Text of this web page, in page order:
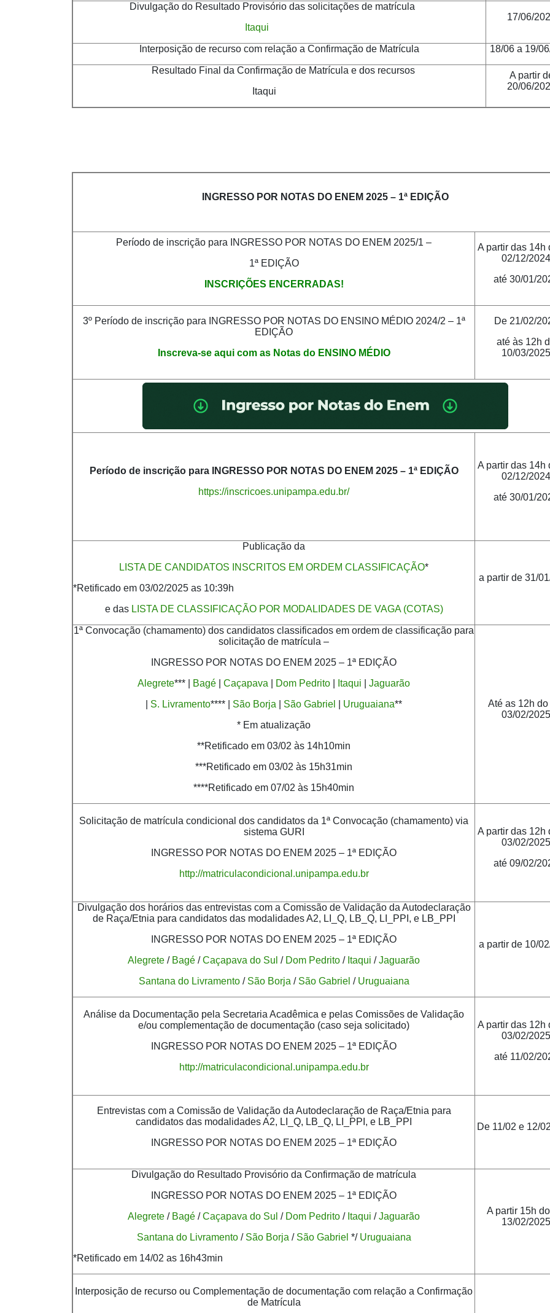
Divulgação do Resultado Provisório das solicitações de matrícula
Itaqui
17/06/
Interposição de recurso com relação a Confirmação de Matrícula 18/06 a 19/
Resultado Final da Confirmação de Matrícula e dos recursos
Itaqui
A partir
20/06/
INGRESSO POR NOTAS DO ENEM 2025 – 1ª EDIÇÃO
Período de inscrição para INGRESSO POR NOTAS DO ENEM 2025/1 –
1ª EDIÇÃO
INSCRIÇÕES ENCERRADAS!
A partir das 14h
02/12/2024
até 30/01/
3º Período de inscrição para INGRESSO POR NOTAS DO ENSINO MÉDIO 2024/2 – 1ª
EDIÇÃO
Inscreva-se aqui com as Notas do ENSINO MÉDIO
De 21/02/
até às 12h
10/03/2025
Período de inscrição para INGRESSO POR NOTAS DO ENEM 2025 – 1ª EDIÇÃO
https://inscricoes.unipampa.edu.br/
A partir das 14h
02/12/2024
até 30/01/
Publicação da
LISTA DE CANDIDATOS INSCRITOS EM ORDEM CLASSIFICAÇÃO*
*Retificado em 03/02/2025 as 10:39h
e das LISTA DE CLASSIFICAÇÃO POR MODALIDADES DE VAGA (COTAS)
a partir de 31/
1ª Convocação (chamamento) dos candidatos classificados em ordem de classificação para
solicitação de matrícula –
INGRESSO POR NOTAS DO ENEM 2025 – 1ª EDIÇÃO
Alegrete*** | Bagé Caçapava Dom Pedrito Itaqui
Jaguarão
S. Livramento**** | São Borja São Gabriel Uruguaiana**
* Em atualização
**Retificado em 03/02 às 14h10min
***Retificado em 03/02 às 15h31min
****Retificado em 07/02 às 15h40min
Até as 12h
03/02/2025
Solicitação de matrícula condicional dos candidatos da 1ª Convocação (chamamento) via
sistema GURI
INGRESSO POR NOTAS DO ENEM 2025 – 1ª EDIÇÃO
http://matriculacondicional.unipampa.edu.br
A partir das 12h
03/02/2025
até 09/02/
Divulgação dos horários das entrevistas com a Comissão de Validação da Autodeclaração
de Raça/Etnia para candidatos das modalidades A2, LI_Q, LB_Q, LI_PPI, e LB_PPI
INGRESSO POR NOTAS DO ENEM 2025 – 1ª EDIÇÃO
Alegrete / Bagé /Caçapava do Sul / Dom Pedrito / Itaqui /Jaguarão
Santana do Livramento/ São Borja / São Gabriel / Uruguaiana
a partir de 10/
Análise da Documentação pela Secretaria Acadêmica e pelas Comissões de Validação
e/ou complementação de documentação (caso seja solicitado)
INGRESSO POR NOTAS DO ENEM 2025 – 1ª EDIÇÃO
http://matriculacondicional.unipampa.edu.br
A partir das 12h
03/02/2025
até 11/02/
Entrevistas com a Comissão de Validação da Autodeclaração de Raça/Etnia para
candidatos das modalidades A2, LI_Q, LB_Q, LI_PPI, e LB_PPI
INGRESSO POR NOTAS DO ENEM 2025 – 1ª EDIÇÃO
De 11/02 e 12/
Divulgação do Resultado Provisório da Confirmação de matrícula
INGRESSO POR NOTAS DO ENEM 2025 – 1ª EDIÇÃO
Alegrete / Bagé /Caçapava do Sul / Dom Pedrito / Itaqui /Jaguarão
Santana do Livramento/ São Borja / São Gabriel */ Uruguaiana
*Retificado em 14/02 as 16h43min
A partir 15h
13/02/2025
Interposição de recurso ou Complementação de documentação com relação a Confirmação
de Matrícula